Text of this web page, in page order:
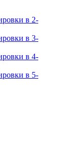
в 2-
в 3-
в 4-
в 5-